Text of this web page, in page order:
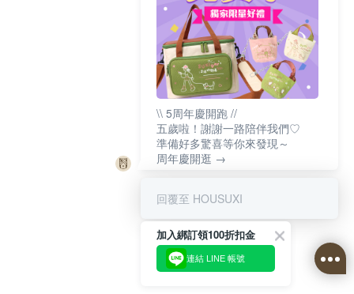
\\ 5周年慶開跑 //
五歲啦！謝謝一路陪伴我們♡
準備好多驚喜等你來發現～
周年慶開逛 →
回覆至 HOUSUXI
加入綁訂領100折扣金
連結 LINE 帳號